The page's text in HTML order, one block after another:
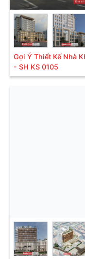
Gợi Ý Thiết Kế Nhà
- SH KS 0105